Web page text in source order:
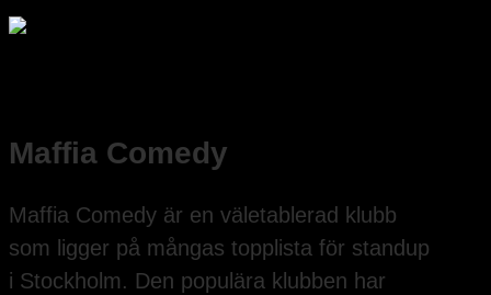
Maffia Comedy
Maffia Comedy är en väletablerad klubb
som ligger på mångas topplista för standup
i Stockholm. Den populära klubben har